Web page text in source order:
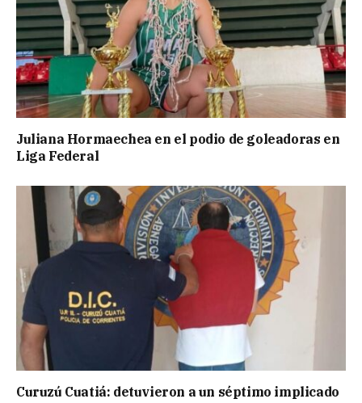
Juliana Hormaechea en el podio de goleadoras en
Liga Federal
Curuzú Cuatiá: detuvieron a un séptimo implicado